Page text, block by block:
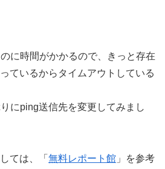
に時間がかかるので、きっと存在
ているからタイムアウトしている
にping送信先を変更してみまし
ては、「 無料レポート館 」を参考